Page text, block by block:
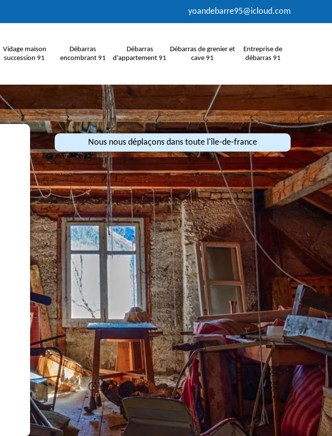
yoandebarre95@icloud.com
Vidage maison
succession 91
Débarras
encombrant 91
Débarras
d'appartement 91
Débarras de grenier et
cave 91
Entreprise de
débarras 91
Nous nous déplaçons dans toute l'île-de-france